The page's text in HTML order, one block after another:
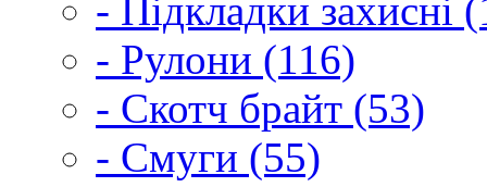
- Підкладки захисні
- Рулони (116)
- Скотч брайт (53)
- Смуги (55)